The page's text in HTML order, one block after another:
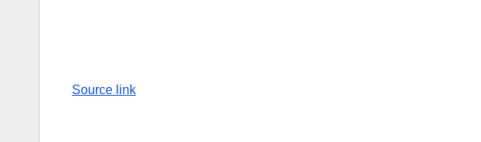
Source link